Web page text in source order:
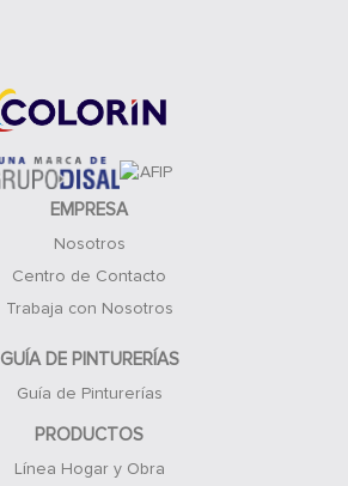
EMPRESA
Nosotros
Centro de Contacto
Trabaja con Nosotros
GUÍA DE PINTURERÍAS
Guía de Pinturerías
PRODUCTOS
Línea Hogar y Obra